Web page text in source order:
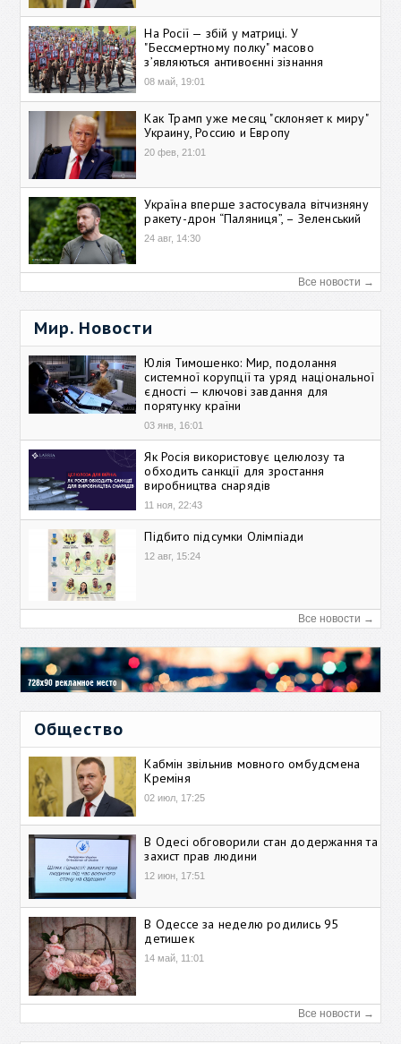
На Росії — збій у матриці. У
"Бессмертному полку" масово
зʼявляються антивоєнні зізнання
08 май, 19:01
Как Трамп уже месяц "склоняет к миру"
Украину, Россию и Европу
20 фев, 21:01
Україна вперше застосувала вітчизняну
ракету-дрон “Паляниця”, – Зеленський
24 авг, 14:30
Все новости →
Мир. Новости
Юлія Тимошенко: Мир, подолання
системної корупції та уряд національної
єдності — ключові завдання для
порятунку країни
03 янв, 16:01
Як Росія використовує целюлозу та
обходить санкції для зростання
виробництва снарядів
11 ноя, 22:43
Підбито підсумки Олімпіади
12 авг, 15:24
Все новости →
Общество
Кабмін звільнив мовного омбудсмена
Креміня
02 июл, 17:25
В Одесі обговорили стан додержання та
захист прав людини
12 июн, 17:51
В Одессе за неделю родились 95
детишек
14 май, 11:01
Все новости →